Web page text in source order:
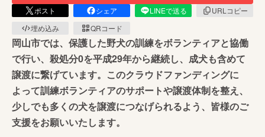
ポスト シェア LINEで送る
URLコピー
埋め込み
QRコード
岡山市では、保護した野犬の訓練をボランティアと協働
で行い、殺処分0を平成29年から継続し、成犬も含めて
譲渡に繋げています。このクラウドファンディングに
よって訓練ボランティアのサポートや譲渡体制を整え、
少しでも多くの犬を譲渡につなげられるよう、皆様のご
支援をお願いいたします。